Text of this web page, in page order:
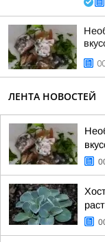
ЛЕНТА НОВОСТЕЙ